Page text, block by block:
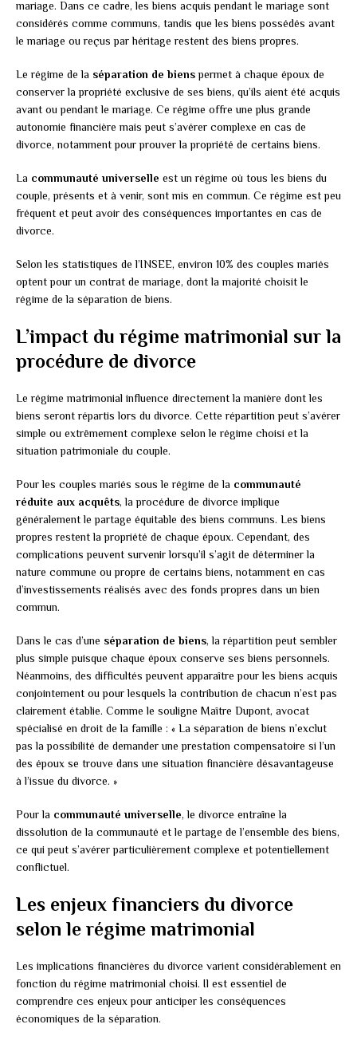
mariage. Dans ce cadre, les biens acquis pendant le mariage sont
considérés comme communs, tandis que les biens possédés avant
le mariage ou reçus par héritage restent des biens propres.
Le régime de la séparation de bienspermet à chaque époux de
conserver la propriété exclusive de ses biens, qu’ils aient été acquis
avant ou pendant le mariage. Ce régime offre une plus grande
autonomie financière mais peut s’avérer complexe en cas de
divorce, notamment pour prouver la propriété de certains biens.
La communauté universelle est un régime où tous les biens du
couple, présents et à venir, sont mis en commun. Ce régime est peu
fréquent et peut avoir des conséquences importantes en cas de
divorce.
Selon les statistiques de l’INSEE, environ 10% des couples mariés
optent pour un contrat de mariage, dont la majorité choisit le
régime de la séparation de biens.
L’impact du régime matrimonial sur la
procédure de divorce
Le régime matrimonial influence directement la manière dont les
biens seront répartis lors du divorce. Cette répartition peut s’avérer
simple ou extrêmement complexe selon le régime choisi et la
situation patrimoniale du couple.
Pour les couples mariés sous le régime de la communauté
réduite aux acquêts, la procédure de divorce implique
généralement le partage équitable des biens communs. Les biens
propres restent la propriété de chaque époux. Cependant, des
complications peuvent survenir lorsqu’il s’agit de déterminer la
nature commune ou propre de certains biens, notamment en cas
d’investissements réalisés avec des fonds propres dans un bien
commun.
Dans le cas d’une séparation de biens, la répartition peut sembler
plus simple puisque chaque époux conserve ses biens personnels.
Néanmoins, des difficultés peuvent apparaître pour les biens acquis
conjointement ou pour lesquels la contribution de chacun n’est pas
clairement établie. Comme le souligne Maître Dupont, avocat
spécialisé en droit de la famille : « La séparation de biens n’exclut
pas la possibilité de demander une prestation compensatoire si l’un
des époux se trouve dans une situation financière désavantageuse
à l’issue du divorce. »
Pour la communauté universelle, le divorce entraîne la
dissolution de la communauté et le partage de l’ensemble des biens,
ce qui peut s’avérer particulièrement complexe et potentiellement
conflictuel.
Les enjeux financiers du divorce
selon le régime matrimonial
Les implications financières du divorce varient considérablement en
fonction du régime matrimonial choisi. Il est essentiel de
comprendre ces enjeux pour anticiper les conséquences
économiques de la séparation.